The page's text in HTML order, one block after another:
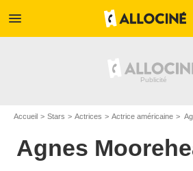
menu
Accueil Stars Actrices Actrice américaine
Agnes